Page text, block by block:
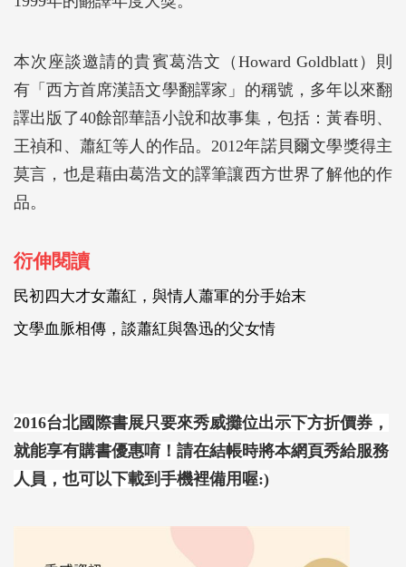
本次座談邀請的貴賓葛浩文（Howard Goldblatt）則
有「西方首席漢語文學翻譯家」的稱號，多年以來翻
譯出版了40餘部華語小說和故事集，包括：黃春明、
王禎和、蕭紅等人的作品。2012年諾貝爾文學獎得主
莫言，也是藉由葛浩文的譯筆讓西方世界了解他的作
品。
衍伸閱讀
民初四大才女蕭紅，與情人蕭軍的分手始末
文學血脈相傳，談蕭紅與魯迅的父女情
2016台北國際書展只要來秀威攤位出示下方折價券，
就能享有購書優惠唷！請在結帳時將本網頁秀給服務
人員，也可以下載到手機裡備用喔:)